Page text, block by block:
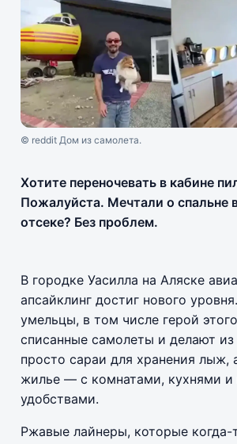
© reddit Дом из самолета.
Хотите переночевать в кабине
Пожалуйста. Мечтали о спальне
отсеке? Без проблем.
В городке Уасилла на Аляске
апсайклинг достиг нового
умельцы, в том числе герой
списанные самолеты и делают
просто сараи для хранения лыж,
жилье — с комнатами, кухнями и
удобствами.
Ржавые лайнеры, которые когда-